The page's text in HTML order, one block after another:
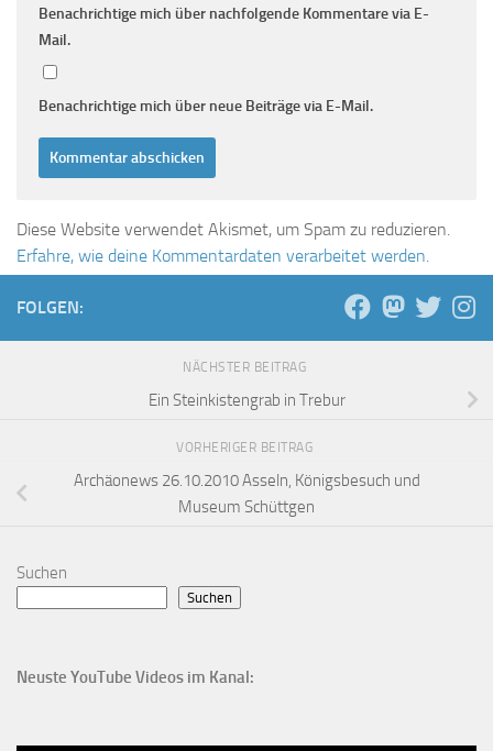
Benachrichtige mich über nachfolgende Kommentare via E-
Mail.
Benachrichtige mich über neue Beiträge via E-Mail.
Diese Website verwendet Akismet, um Spam zu reduzieren.
Erfahre, wie deine Kommentardaten verarbeitet werden.
FOLGEN:
NÄCHSTER BEITRAG
Ein Steinkistengrab in Trebur
VORHERIGER BEITRAG
Archäonews 26.10.2010 Asseln, Königsbesuch und
Museum Schüttgen
Suchen
Suchen
Neuste YouTube Videos im Kanal: